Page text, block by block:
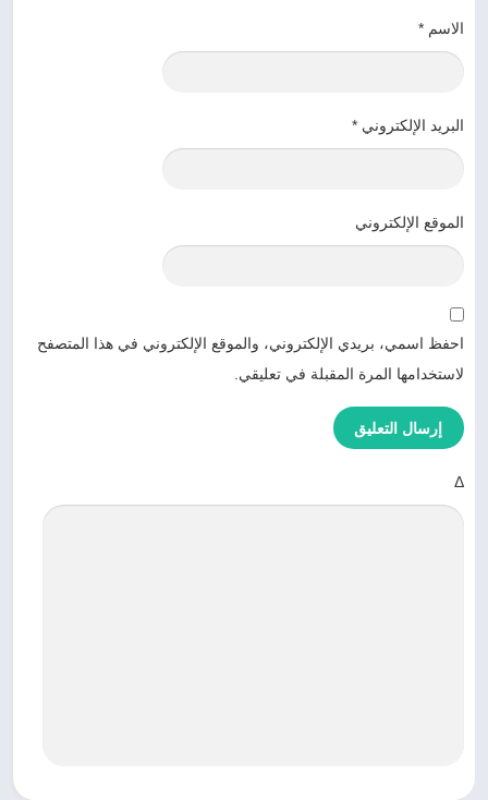
الاسم *
البريد الإلكتروني *
الموقع الإلكتروني
احفظ اسمي، بريدي الإلكتروني، والموقع الإلكتروني في هذا المتصفح
لاستخدامها المرة المقبلة في تعليقي.
Δ